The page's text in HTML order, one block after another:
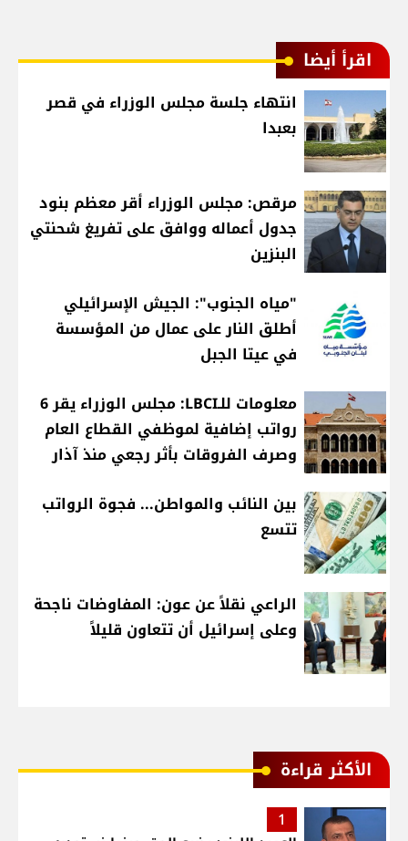
اقرأ أيضا
انتهاء جلسة مجلس الوزراء في قصر
بعبدا
مرقص: مجلس الوزراء أقر معظم بنود
جدول أعماله ووافق على تفريغ شحنتي
البنزين
"مياه الجنوب": الجيش الإسرائيلي
أطلق النار على عمال من المؤسسة
في عيتا الجبل
معلومات للـLBCI: مجلس الوزراء يقر 6
رواتب إضافية لموظفي القطاع العام
وصرف الفروقات بأثر رجعي منذ آذار
بين النائب والمواطن... فجوة الرواتب
تتسع
الراعي نقلاً عن عون: المفاوضات ناجحة
وعلى إسرائيل أن تتعاون قليلاً
الأكثر قراءة
1